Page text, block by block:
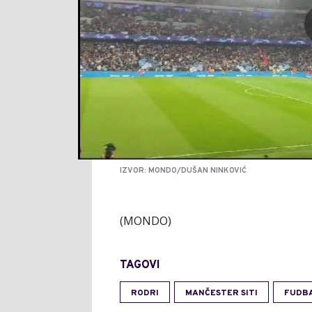
IZVOR: MONDO/DUŠAN NINKOVIĆ
(MONDO)
TAGOVI
RODRI MANČESTER SITI